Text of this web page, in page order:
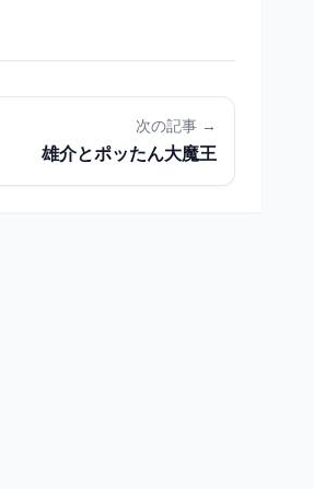
次の記事 →
雄介とポッたん大魔王